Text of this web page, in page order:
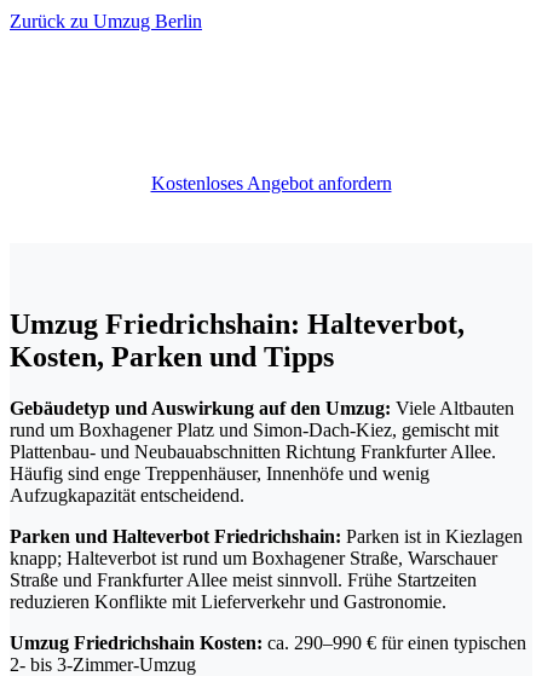
Zurück zu Umzug Berlin
Kostenloses Angebot anfordern
Umzug Friedrichshain: Halteverbot,
Kosten, Parken und Tipps
Gebäudetyp und Auswirkung auf den Umzug: Viele Altbauten
rund um Boxhagener Platz und Simon-Dach-Kiez, gemischt mit
Plattenbau- und Neubauabschnitten Richtung Frankfurter Allee.
Häufig sind enge Treppenhäuser, Innenhöfe und wenig
Aufzugkapazität entscheidend.
Parken und Halteverbot Friedrichshain: Parken ist in Kiezlagen
knapp; Halteverbot ist rund um Boxhagener Straße, Warschauer
Straße und Frankfurter Allee meist sinnvoll. Frühe Startzeiten
reduzieren Konflikte mit Lieferverkehr und Gastronomie.
Umzug Friedrichshain Kosten: ca. 290–990 € für einen typischen
2- bis 3-Zimmer-Umzug